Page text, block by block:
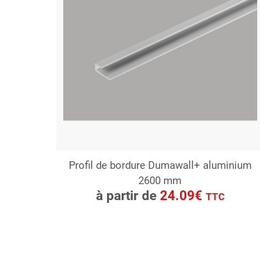
Profil de bordure Dumawall+ aluminium
2600 mm
à partir de 24.09€ TTC
CONSULTER
Demande de devis